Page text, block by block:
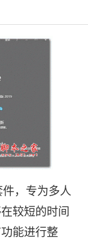
，专为多人
较短的时间
能进行整